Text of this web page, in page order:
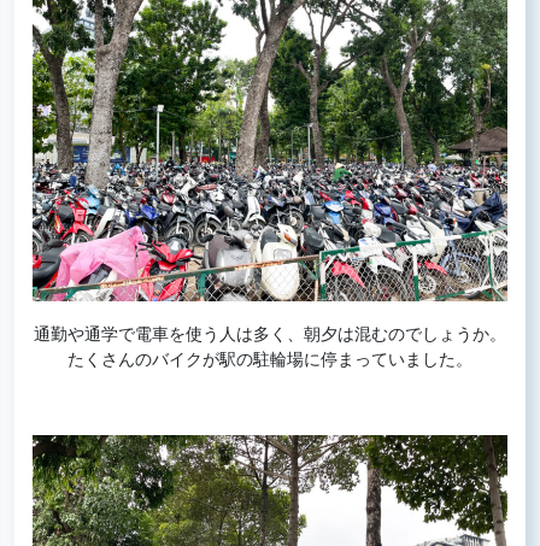
通勤や通学で電車を使う人は多く、朝夕は混むのでしょうか。
たくさんのバイクが駅の駐輪場に停まっていました。